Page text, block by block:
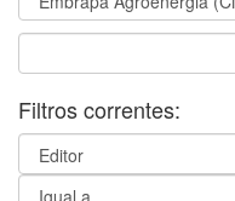
Filtros correntes: